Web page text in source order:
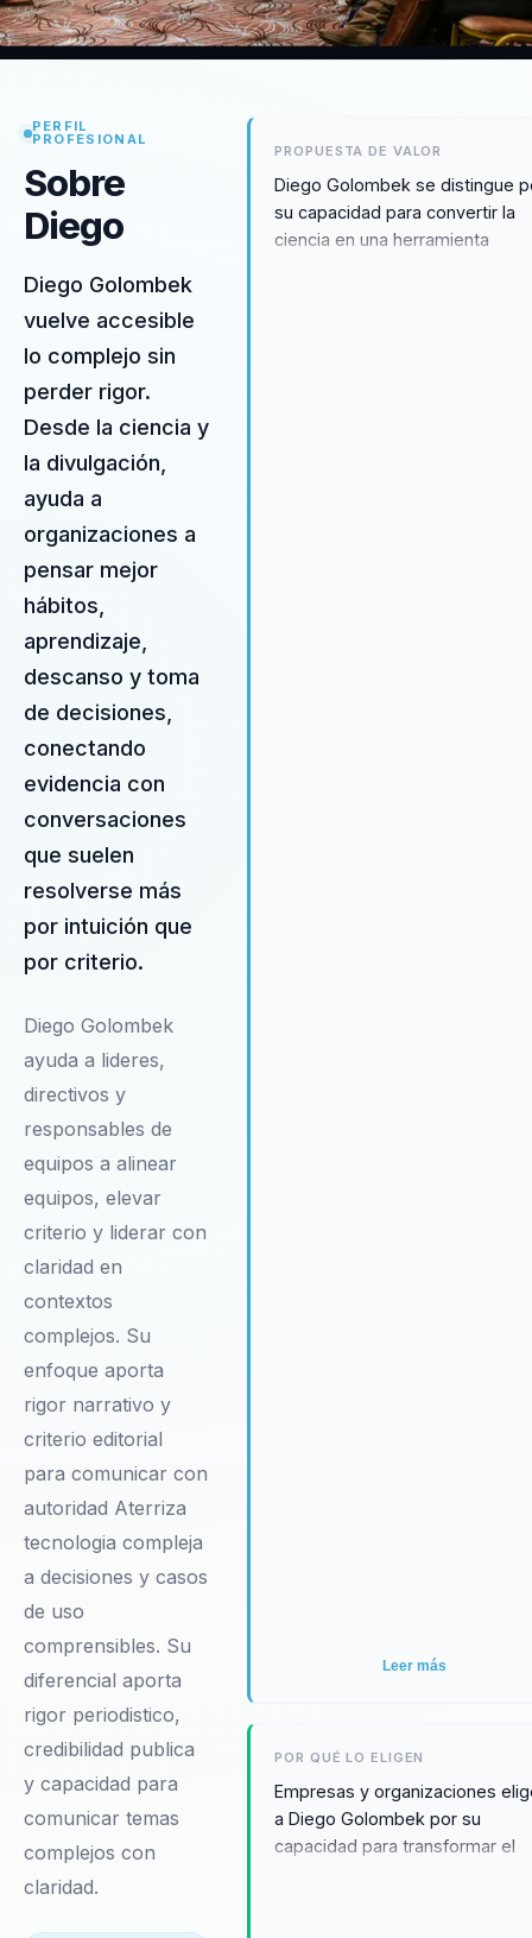
PERFIL
PROFESIONAL
Sobre
Diego
Diego Golombek
vuelve accesible
lo complejo sin
perder rigor.
Desde la ciencia y
la divulgación,
ayuda a
organizaciones a
pensar mejor
hábitos,
aprendizaje,
descanso y toma
de decisiones,
conectando
evidencia con
conversaciones
que suelen
resolverse más
por intuición que
por criterio.
Diego Golombek
ayuda a lideres,
directivos y
responsables de
equipos a alinear
equipos, elevar
criterio y liderar con
claridad en
contextos
complejos. Su
enfoque aporta
rigor narrativo y
criterio editorial
para comunicar con
autoridad Aterriza
tecnologia compleja
a decisiones y casos
de uso
comprensibles. Su
diferencial aporta
rigor periodistico,
credibilidad publica
y capacidad para
comunicar temas
complejos con
claridad.
PROPUESTA DE VALOR
Diego Golombek se distingue
su capacidad para convertir la
ciencia en una herramienta
Leer más
POR QUÉ LO ELIGEN
Empresas y organizaciones
a Diego Golombek por su
capacidad para transformar el